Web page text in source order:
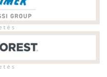
t é s
t é s